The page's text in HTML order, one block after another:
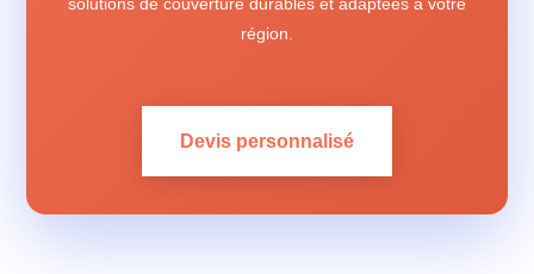
région.
Devis personnalisé